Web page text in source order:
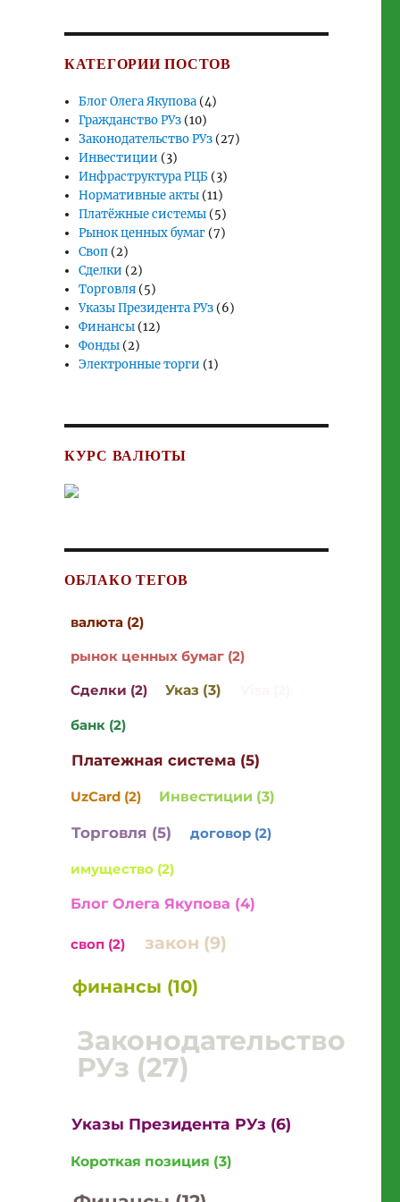
КАТЕГОРИИ ПОСТОВ
Блог Олега Якупова (4)
Гражданство РУз (10)
Законодательство РУз (27)
Инвестиции (3)
Инфраструктура РЦБ (3)
Нормативные акты (11)
Платёжные системы (5)
Рынок ценных бумаг (7)
Своп (2)
Сделки (2)
Торговля (5)
Указы Президента РУз (6)
Финансы (12)
Фонды (2)
Электронные торги (1)
КУРС ВАЛЮТЫ
ОБЛАКО ТЕГОВ
валюта (2)
рынок ценных бумаг (2)
Сделки (2) Указ (3)
банк (2)
Платежная система (5)
UzCard (2) Инвестиции (3)
Торговля (5) договор (2)
имущество (2)
Блог Олега Якупова (4)
своп (2) закон (9)
финансы (10)
Законодательство
РУз (27)
Указы Президента РУз (6)
Короткая позиция (3)